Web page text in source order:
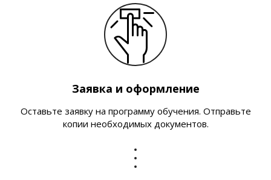
Заявка и оформление
Оставьте заявку на программу обучения. Отправьте
копии необходимых документов.